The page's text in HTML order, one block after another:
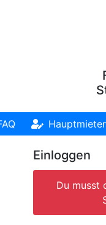
Hauptmieter
Einloggen
Du musst